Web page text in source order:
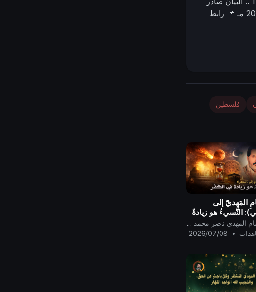
📌 رابط
فلسطين
المَهديّ إلى
النَّسيءُ هو زيادةٌ
..
قناة الامام المهدي ناصر محمد اليماني
•
2026/07/08